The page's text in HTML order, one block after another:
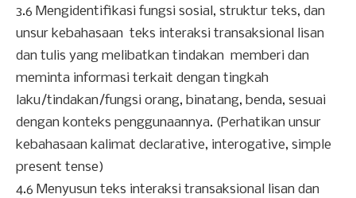
3.6 Mengidentifikasi fungsi sosial, struktur teks, dan
unsur kebahasaan teks interaksi transaksional lisan
dan tulis yang melibatkan tindakan memberi dan
meminta informasi terkait dengan tingkah
laku/tindakan/fungsi orang, binatang, benda, sesuai
dengan konteks penggunaannya. (Perhatikan unsur
kebahasaan kalimat declarative, interogative, simple
present tense)
4.6 Menyusun teks interaksi transaksional lisan dan